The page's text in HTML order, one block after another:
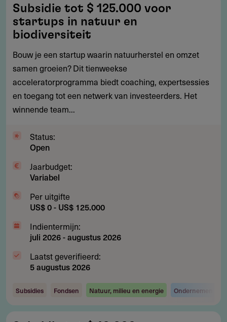
tot
$
125.000
voor
startups
in
natuur
en
Subsidie tot $ 125.000 voor
startups in natuur en
biodiversiteit
Bouw je een startup waarin natuurherstel en omzet
samen groeien? Dit tienweekse
acceleratorprogramma biedt coaching, expertsessies
en toegang tot een netwerk van investeerders. Het
winnende team...
Status:
Open
Jaarbudget:
Variabel
Per uitgifte
US$ 0 - US$ 125.000
Indientermijn:
juli 2026-augustus 2026
Laatst geverifieerd:
5 augustus 2026
Subsidies Fondsen Natuur, milieu en energie Ondernemen en